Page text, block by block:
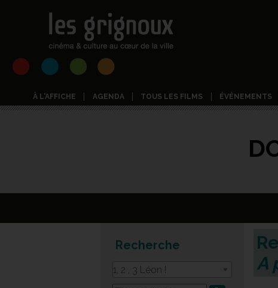
À L'AFFICHE AGENDA TOUS LES FILMS ÉVÉNEMENTS
Recherche
1, 2 , 3 Léon !
A